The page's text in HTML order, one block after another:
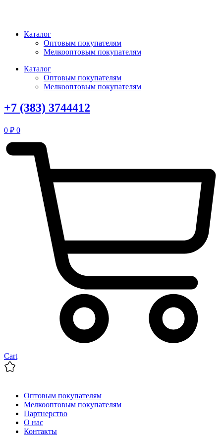
Каталог
Оптовым покупателям
Мелкооптовым покупателям
Каталог
Оптовым покупателям
Мелкооптовым покупателям
+7 (383) 3744412
0 ₽ 0
Cart
Оптовым покупателям
Мелкооптовым покупателям
Партнерство
О нас
Контакты